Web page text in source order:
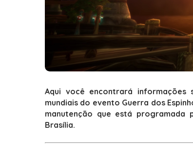
Aqui você encontrará informações
mundiais do evento Guerra dos
manutenção que está programada
Brasília.